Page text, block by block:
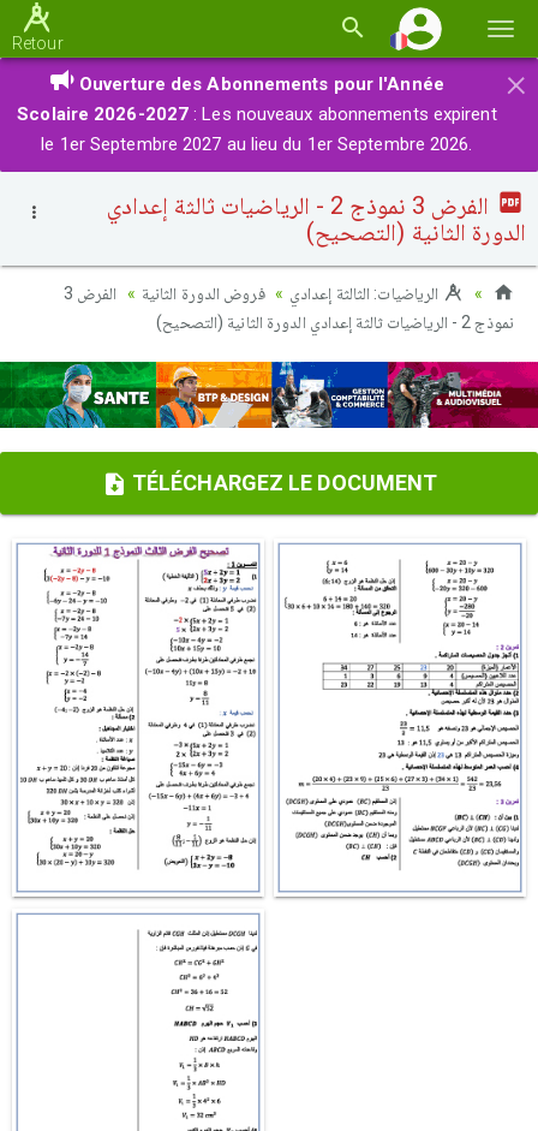
la
Retour
×
Ouverture des Abonnements pour l'Année
Scolaire 2026-2027 : Les nouveaux abonnements expirent
le 1er Septembre 2027 au lieu du 1er Septembre 2026.
الفرض 3 نموذج 2 - الرياضيات ثالثة إعدادي
الدورة الثانية (التصحيح)
الرياضيات: الثالثة إعدادي فروض الدورة الثانية
الفرض 3
نموذج 2 - الرياضيات ثالثة إعدادي الدورة الثانية (التصحيح)
TÉLÉCHARGEZ LE DOCUMENT